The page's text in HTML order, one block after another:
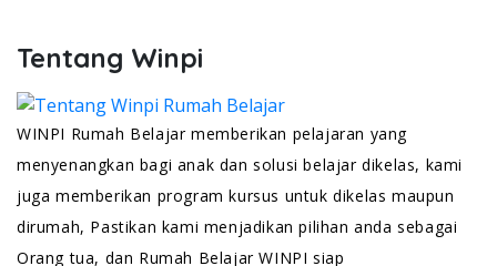
Tentang Winpi
WINPI Rumah Belajar memberikan pelajaran yang
menyenangkan bagi anak dan solusi belajar dikelas, kami
juga memberikan program kursus untuk dikelas maupun
dirumah, Pastikan kami menjadikan pilihan anda sebagai
Orang tua, dan Rumah Belajar WINPI siap